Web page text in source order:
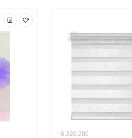
6.320.200